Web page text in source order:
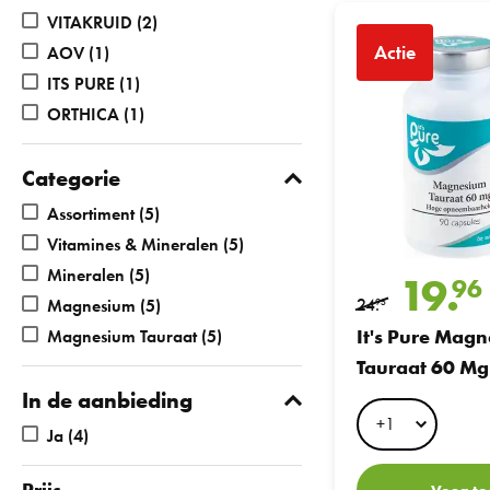
VITAKRUID (2)
AOV (1)
ITS PURE (1)
ORTHICA (1)
Categorie
Assortiment(5)
Vitamines & Mineralen (5)
Mineralen (5)
Magnesium (5)
Magnesium Tauraat(5)
In de aanbieding
Ja (4)
Actie
24.
95 19.96
It's Pure
Tauraat 60